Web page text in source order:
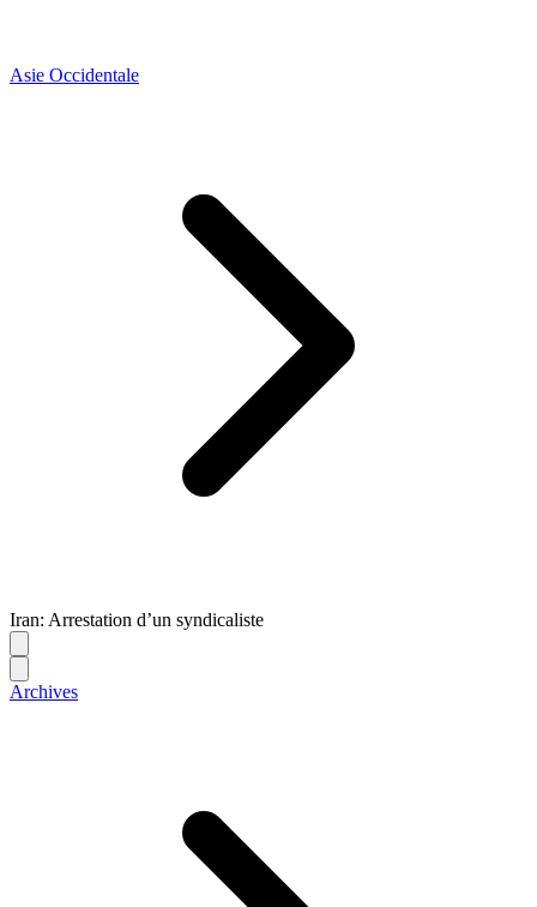
Asie Occidentale
Iran: Arrestation d’un syndicaliste
Archives